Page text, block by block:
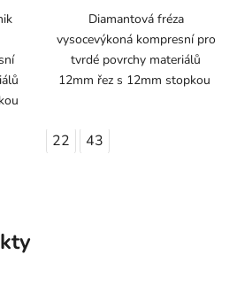
Diamantová fréza
vysocevýkoná kompresní pro
tvrdé povrchy materiálů
12mm řez s 12mm stopkou
22 43